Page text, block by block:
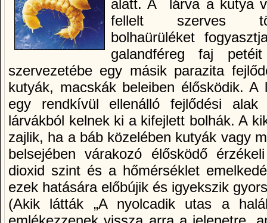
alatt. A lárva a kutya
fellelt szerves
bolhaürüléket
galandféreg faj
szervezetébe egy másik parazita
kutyák, macskák beleiben élősködik. A
egy rendkívül ellenálló fejlődési
lárvákból kelnek ki a kifejlett bolhák. A
zajlik, ha a báb közelében kutyák vagy
belsejében várakozó élősködő
dioxid szint és a hőmérséklet
ezek hatására előbújik és igyekszik
(Akik látták „A nyolcadik utas a